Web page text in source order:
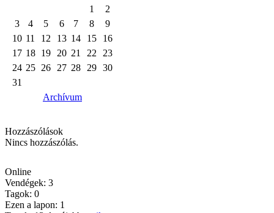
1
2
3
4 5 6 7 8
9
10 11 12 13 14 15
16
17 18 19 20 21 22
23
24 25 26 27 28 29 30
31
Archívum
Hozzászólások
Nincs hozzászólás.
Online
Vendégek: 3
Tagok: 0
Ezen a lapon: 1